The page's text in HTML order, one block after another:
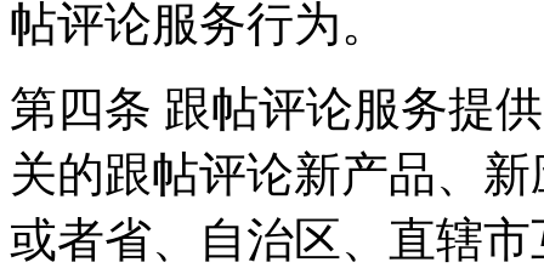
帖评论服务行为。
第四条 跟帖评论服务提
关的跟帖评论新产品、
或者省、自治区、直辖